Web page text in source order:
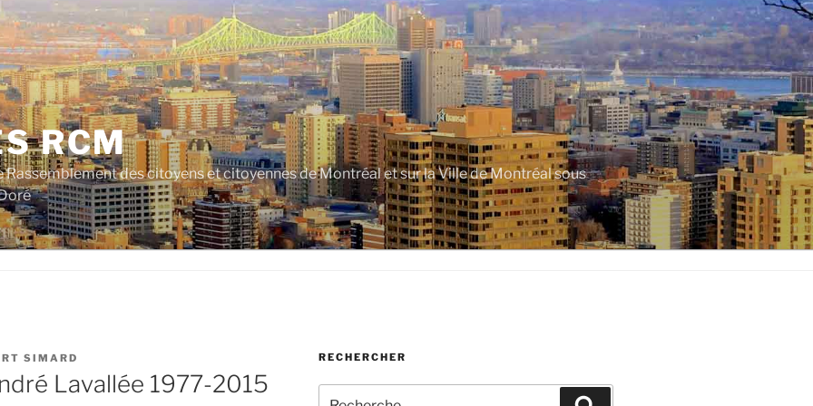
RCM
des citoyens et citoyennes de Montréal et sur la Ville de Montréal sous
SIMARD
Lavallée 1977-2015
RECHERCHER